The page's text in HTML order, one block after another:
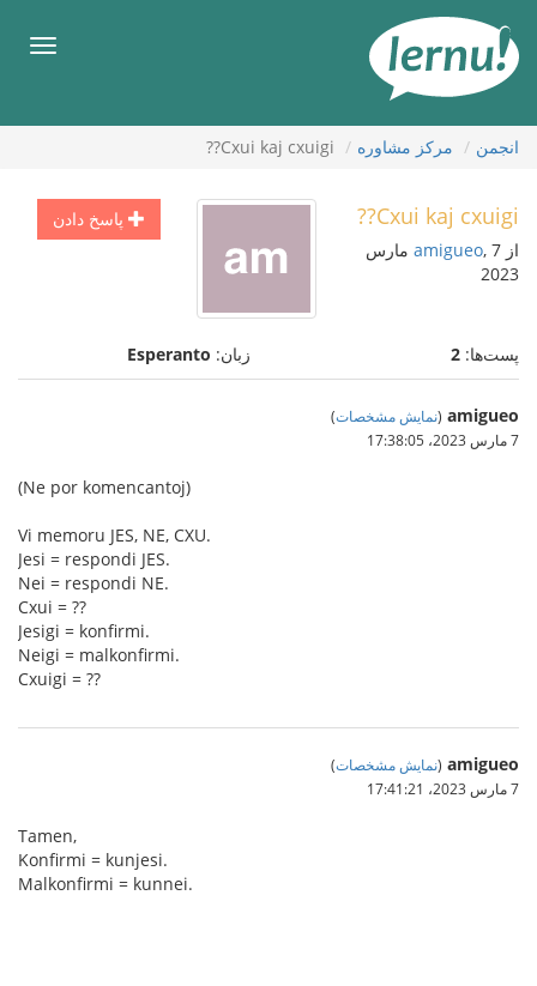
محتوا
انجمن مركز مشاوره Cxui kaj cxuigi??
پاسخ دادن Cxui kaj cxuigi??
از amigueo , 7 مارس
2023
پست‌ها: 2 زبان: Esperanto
amigueo
(نمایش مشخصات)
7 مارس 2023،‏ 17:38:05
(Ne por komencantoj)
Vi memoru JES, NE, CXU.
Jesi = respondi JES.
Nei = respondi NE.
Cxui = ??
Jesigi = konfirmi.
Neigi = malkonfirmi.
Cxuigi = ??
amigueo
(نمایش مشخصات)
7 مارس 2023،‏ 17:41:21
Tamen,
Konfirmi = kunjesi.
Malkonfirmi = kunnei.